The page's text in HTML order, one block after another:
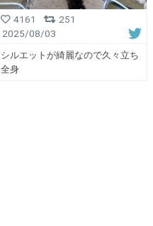
4161
251
2025/08/03
シルエットが綺麗なので久々立ち
全身